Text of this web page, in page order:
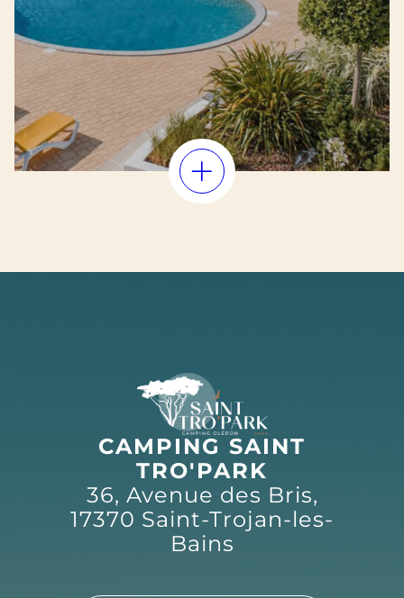
CAMPING SAINT
TRO'PARK
36, Avenue des Bris,
17370 Saint-Trojan-les-
Bains